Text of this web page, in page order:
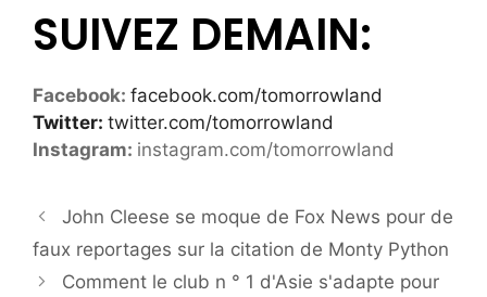
SUIVEZ DEMAIN:
Facebook: facebook.com/tomorrowland
Twitter: twitter.com/tomorrowland
Instagram: instagram.com/tomorrowland
John Cleese se moque de Fox News pour de
faux reportages sur la citation de Monty Python
Comment le club n ° 1 d'Asie s'adapte pour